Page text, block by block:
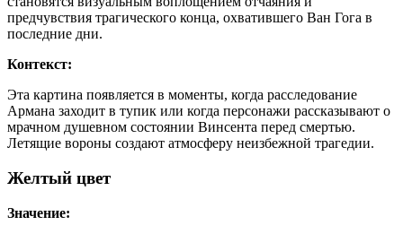
предчувствия трагического конца, охватившего Ван Гога в
последние дни.
Контекст:
Эта картина появляется в моменты, когда расследование
Армана заходит в тупик или когда персонажи рассказывают о
мрачном душевном состоянии Винсента перед смертью.
Летящие вороны создают атмосферу неизбежной трагедии.
Желтый цвет
Значение: